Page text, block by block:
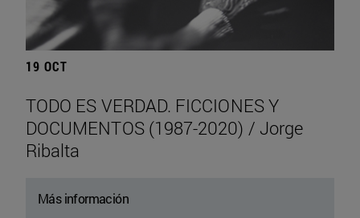
19 OCT
TODO ES VERDAD. FICCIONES Y
DOCUMENTOS (1987-2020) / Jorge
Ribalta
Más información